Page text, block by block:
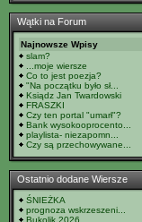
Wątki na Forum
Najnowsze Wpisy
slam?
...moje wiersze
Co to jest poezja?
"Na początku było sł...
Ksiądz Jan Twardowski
FRASZKI
Czy ten portal "umarł"?
Bank wysokooprocento...
playlista- niezapomn...
Czy są przechowywane...
Ostatnio dodane Wiersze
ŚNIEŻKA
prognoza wskrzeszeni...
Bukolik 2026